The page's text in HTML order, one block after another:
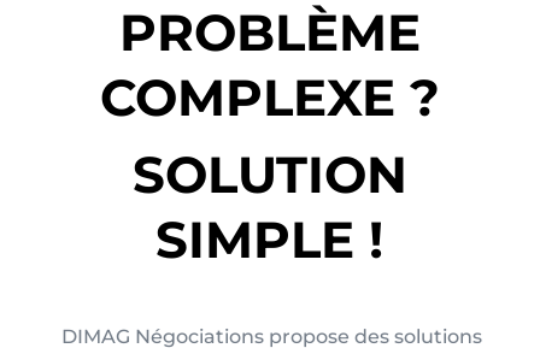
PROBLÈME
COMPLEXE ?
SOLUTION
SIMPLE !
DIMAG Négociations propose des solutions